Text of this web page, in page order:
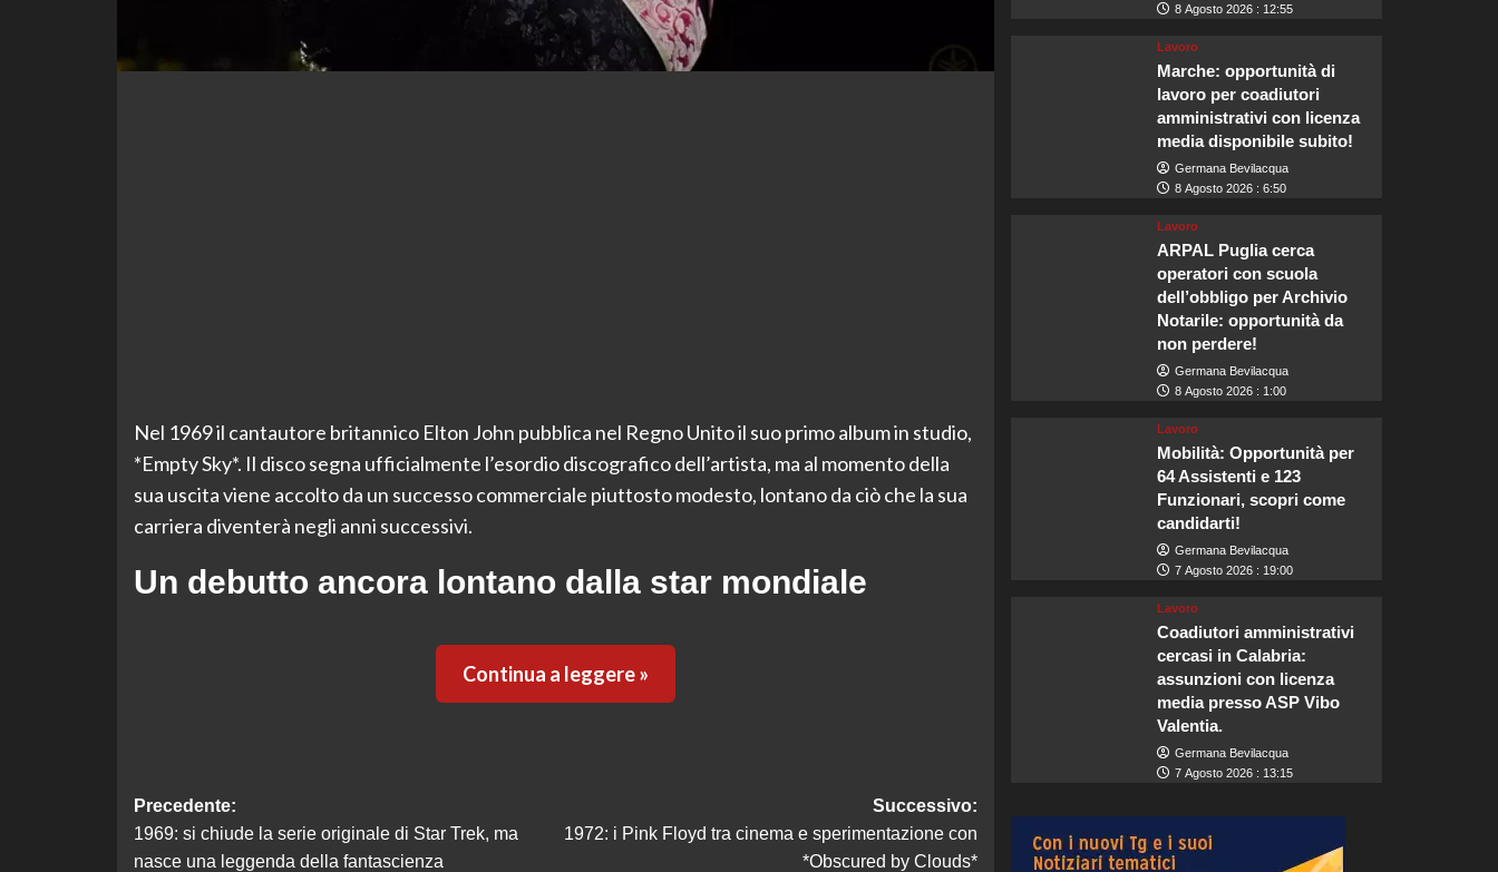
Nel 1969 il cantautore britannico Elton John pubblica nel Regno Unito il suo primo album in studio,
*Empty Sky*. Il disco segna ufficialmente l’esordio discografico dell’artista, ma al momento della
sua uscita viene accolto da un successo commerciale piuttosto modesto, lontano da ciò che la sua
carriera diventerà negli anni successivi.
Un debutto ancora lontano dalla star mondiale
Continua a leggere »
Navigazione
articolo
Precedente:
1969: si chiude la serie originale di Star Trek, ma
nasce una leggenda della fantascienza
Successivo:
1972: i Pink Floyd tra cinema e sperimentazione con
*Obscured by Clouds*
8 Agosto 2026 : 12:55
Lavoro
Marche: opportunità di
lavoro per coadiutori
amministrativi con licenza
media disponibile subito!
Germana Bevilacqua
8 Agosto 2026 : 6:50
Lavoro
ARPAL Puglia cerca
operatori con scuola
dell’obbligo per Archivio
Notarile: opportunità da
non perdere!
Germana Bevilacqua
8 Agosto 2026 : 1:00
Lavoro
Mobilità: Opportunità per
64 Assistenti e 123
Funzionari, scopri come
candidarti!
Germana Bevilacqua
7 Agosto 2026 : 19:00
Lavoro
Coadiutori amministrativi
cercasi in Calabria:
assunzioni con licenza
media presso ASP Vibo
Valentia.
Germana Bevilacqua
7 Agosto 2026 : 13:15